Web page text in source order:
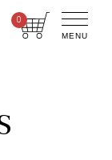
0
MENU